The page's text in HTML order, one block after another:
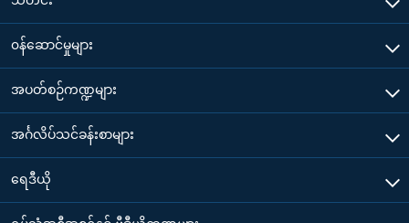
၀န်ဆောင်မှုများ
အပတ်စဉ်ကဏ္ဍများ
အင်္ဂလိပ်သင်ခန်းစာများ
ရေဒီယို